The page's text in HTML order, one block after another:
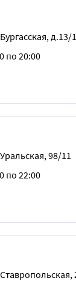
д.13/
по 20:00
98/11
по 22:00